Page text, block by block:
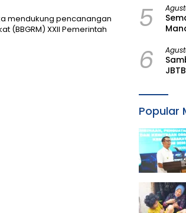
mendukung pencanangan
(BBGRM) XXII Pemerintah
5
6
Popular